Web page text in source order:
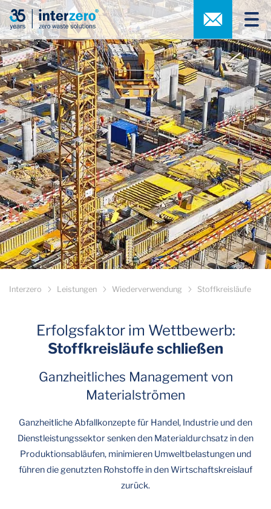
Interzero Leistungen Wiederverwendung Stoffkreisläufe
Erfolgsfaktor im Wettbewerb:
Stoffkreisläufe schließen
Ganzheitliches Management von
Materialströmen
Ganzheitliche Abfallkonzepte für Handel, Industrie und den
Dienstleistungssektor senken den Materialdurchsatz in den
Produktionsabläufen, minimieren Umweltbelastungen und
führen die genutzten Rohstoffe in den Wirtschaftskreislauf
zurück.